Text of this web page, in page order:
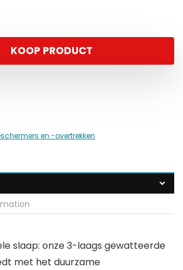
KOOP PRODUCT
en -overtrekken
slaap: onze 3-laags gewatteerde
met het duurzame